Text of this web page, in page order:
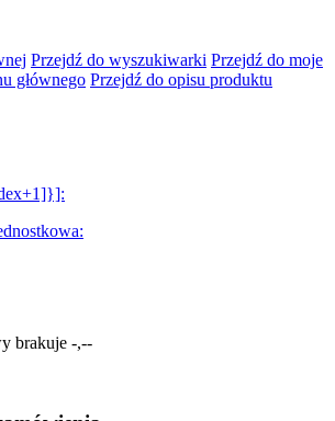
Przejdź do wyszukiwarki Przejdź do moje
głównego Przejdź do opisu produktu
brakuje -,--